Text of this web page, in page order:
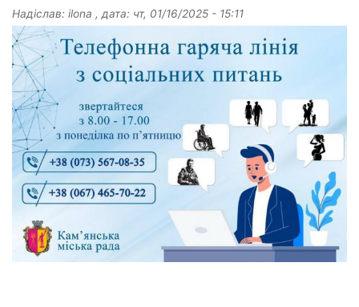
Надіслав: ilona , дата: чт, 01/16/2025 - 15:11